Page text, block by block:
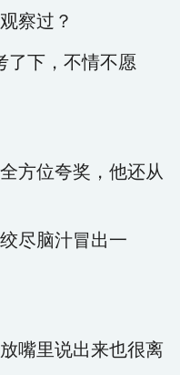
察过？
了下，不情不愿
方位夸奖，他还从
尽脑汁冒出一
嘴里说出来也很离